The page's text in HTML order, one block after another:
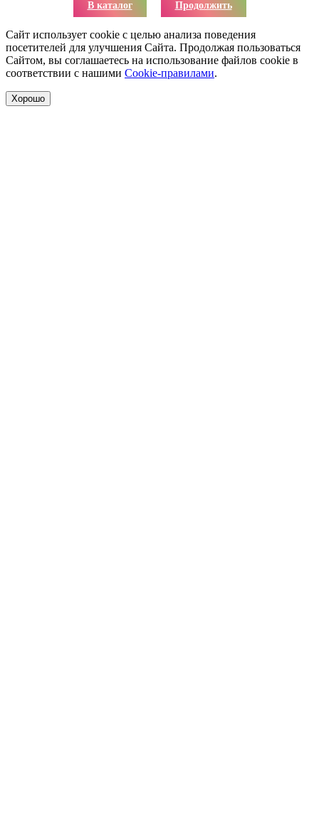
В каталог Продолжить
Сайт использует cookie с целью анализа поведения
посетителей для улучшения Сайта. Продолжая пользоваться
Сайтом, вы соглашаетесь на использование файлов cookie в
соответствии с нашими Cookie-правилами.
Хорошо